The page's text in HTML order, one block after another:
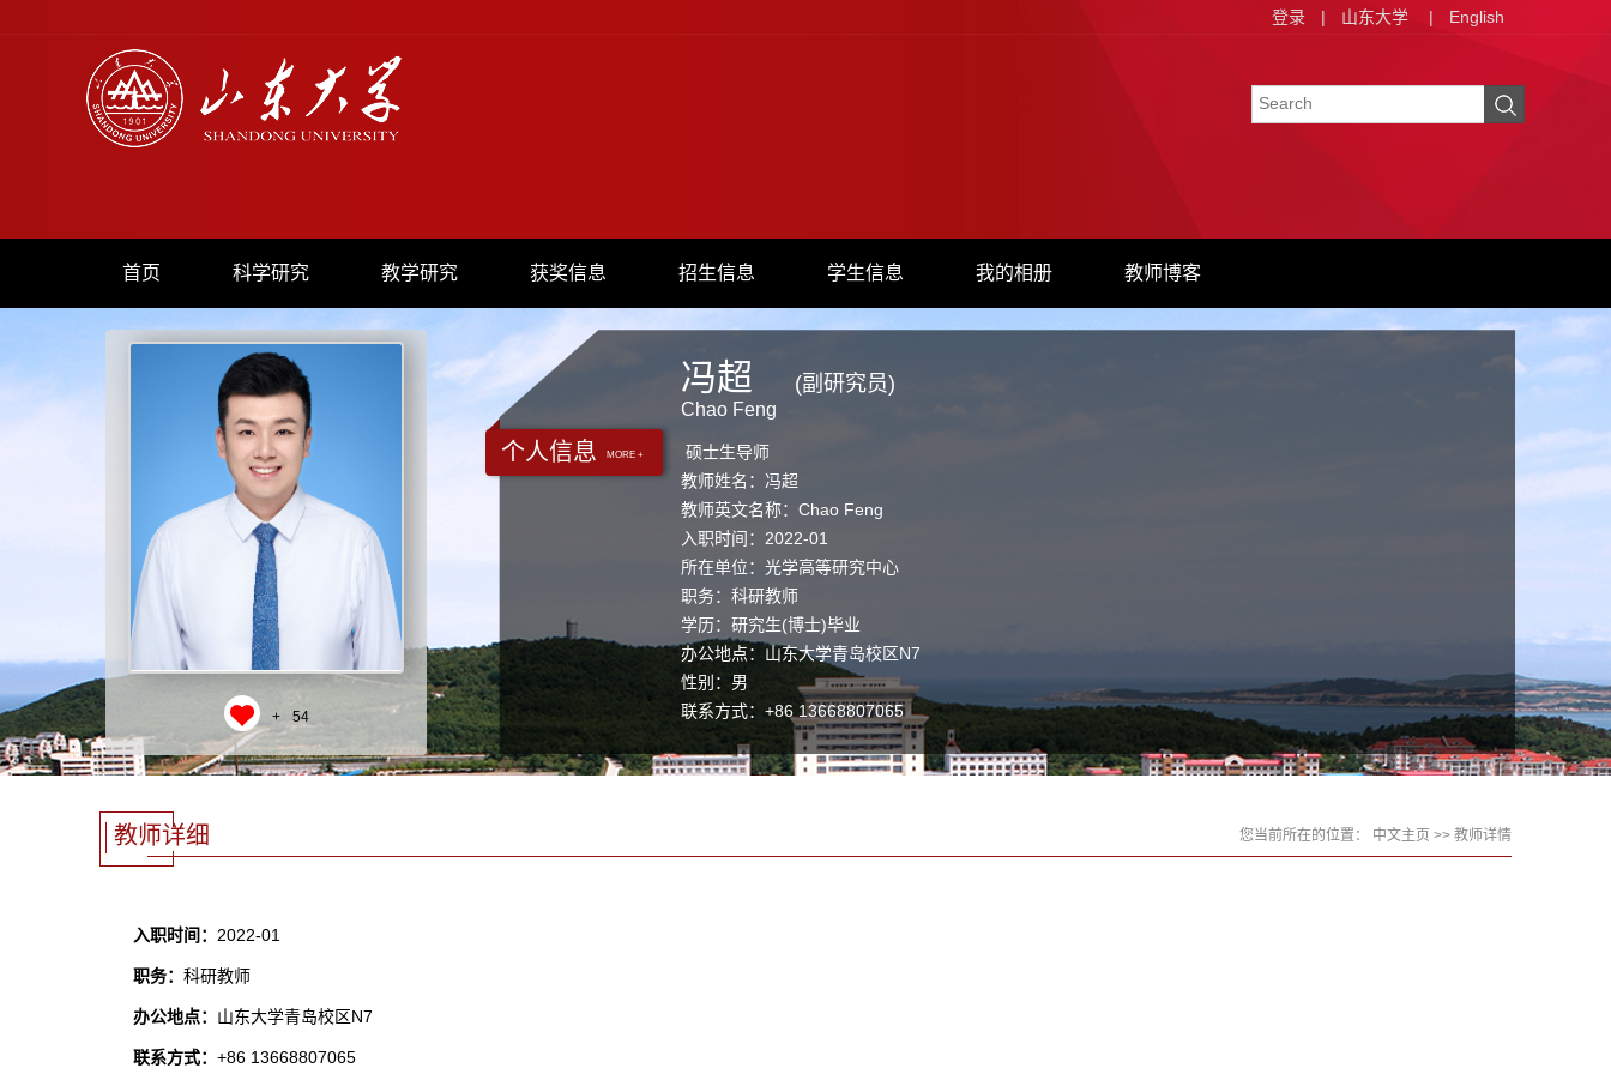
登录 | 山东大学 | English
首页 科学研究 教学研究 获奖信息 招生信息 学生信息 我的相册 教师博客
+ 54
个人信息 MORE +
冯超
Chao Feng
(副研究员)
硕士生导师
教师姓名：冯超
教师英文名称：Chao Feng
入职时间：2022-01
所在单位：光学高等研究中心
职务：科研教师
学历：研究生(博士)毕业
办公地点：山东大学青岛校区N7
性别：男
联系方式： +86 13668807065
学位：博士生
职称：副研究员
教师详细 您当前所在的位置： 中文主页 >> 教师详情
入职时间： 2022-01
职务： 科研教师
办公地点： 山东大学青岛校区N7
联系方式： +86 13668807065